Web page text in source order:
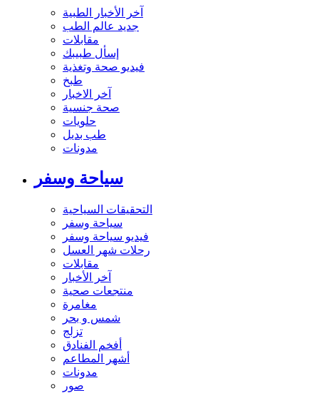
آخر الأخبار الطبية
جديد عالم الطب
مقابلات
إسأل طبيبك
فيديو صحة وتغذية
طبخ
آخر الاخبار
صحة جنسية
حلويات
طب بديل
مدونات
سياحة وسفر
التحقيقات السياحية
سياحة وسفر
فيديو سياحة وسفر
رحلات شهر العسل
مقابلات
آخر الأخبار
منتجعات صحية
مغامرة
شمس و بحر
تزلج
أفخم الفنادق
أشهر المطاعم
مدونات
صور